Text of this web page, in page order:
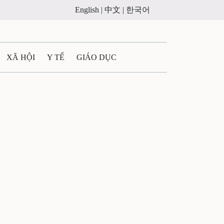
English | 中文 | 한국어
XÃ HỘI Y TẾ GIÁO DỤC